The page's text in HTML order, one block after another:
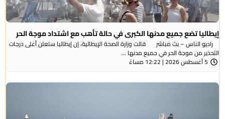
إيطاليا تضع جميع مدنها الكبرى في حالة تأهب مع اشتداد موجة الحر
راديو الناس – بث مباشر قالت وزارة الصحة الإيطالية، إن إيطاليا ستعلن أعلى درجات
التحذير من موجة ​الحر في جميع مدنها ...
5 أغسطس 2026 | 12:22 مساءً